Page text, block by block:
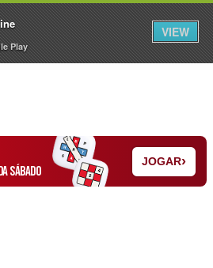
Assine Iniciar Sessão
SÁBADO
JOGAR›
Play
VIEW